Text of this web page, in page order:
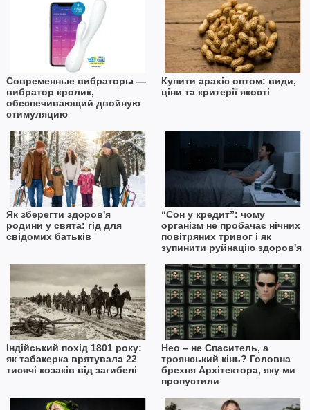
Современные вибраторы —
вибратор кролик,
обеспечивающий двойную
стимуляцию
Купити арахіс оптом: види,
ціни та критерії якості
Як зберегти здоров'я
родини у свята: гід для
свідомих батьків
“Сон у кредит”: чому
організм не пробачає нічних
повітряних тривог і як
зупинити руйнацію здоров'я
Індійський похід 1801 року:
як табакерка врятувала 22
тисячі козаків від загибелі
Нео – не Спаситель, а
троянський кінь? Головна
брехня Архітектора, яку ми
пропустили